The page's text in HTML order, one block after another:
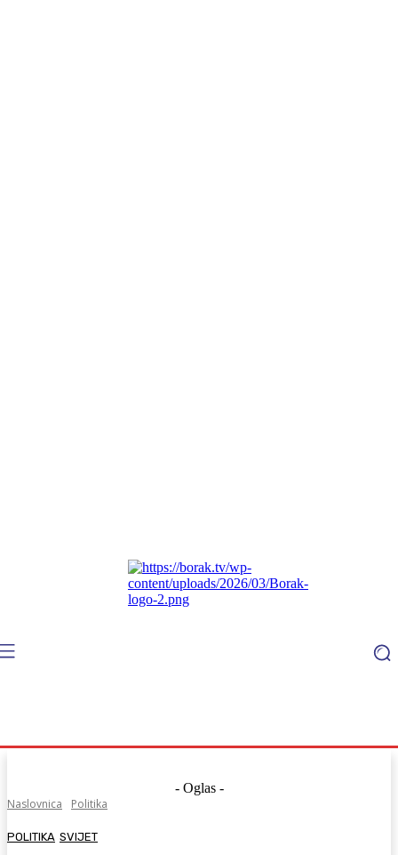
- Oglas -
Naslovnica
Politika
POLITIKA SVIJET